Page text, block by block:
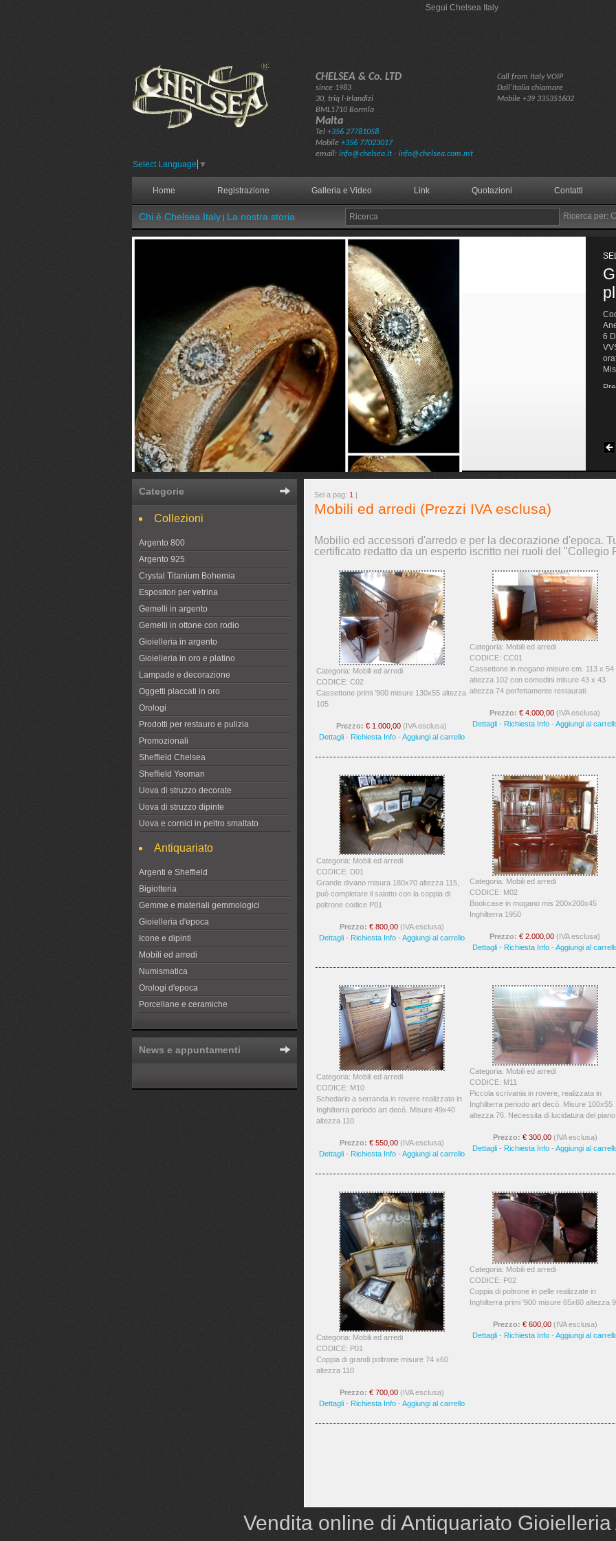
Segui Chelsea Italy
Select Language ▼
CHELSEA & Co. LTD
since 1983
30, triq l-Irlandizi
BML1710 Bormla
Malta
Tel +356 27781058
Mobile +356 77023017
email: info@chelsea.it - info@chelsea.com.mt
Call from Italy VOIP
Dall'Italia chiamare
Mobile +39 335351602
Home Registrazione Galleria e Video Link Quotazioni Contatti
Chi è Chelsea Italy | La nostra storia Ricerca per:
caccia alla volpe cromolito Francese del
1845.
Prezzo: € 140,00 (IVA esclusa)
6
Categorie
Collezioni
Argento 800
Argento 925
Crystal Titanium Bohemia
Espositori per vetrina
Gemelli in argento
Gemelli in ottone con rodio
Gioielleria in argento
Gioielleria in oro e platino
Lampade e decorazione
Oggetti placcati in oro
Orologi
Prodotti per restauro e pulizia
Promozionali
Sheffield Chelsea
Sheffield Yeoman
Uova di struzzo decorate
Uova di struzzo dipinte
Uova e cornici in peltro smaltato
Antiquariato
Argenti e Sheffield
Bigiotteria
Gemme e materiali gemmologici
Gioielleria d'epoca
Icone e dipinti
Mobili ed arredi
Numismatica
Orologi d'epoca
Porcellane e ceramiche
News e appuntamenti
Sei a pag: 1 |
Mobili ed arredi (Prezzi IVA esclusa)
Mobilio ed accessori d'arredo e per la decorazione d'epoca.
certificato redatto da un esperto iscritto nei ruoli del "Collegio
Categoria: Mobili ed arredi
CODICE: C02
Cassettone primi '900 misure 130x55 altezza
105
Prezzo: € 1.000,00 (IVA esclusa)
Dettagli- Richiesta Info- Aggiungi al carrello
Categoria: Mobili ed arredi
CODICE: CC01
Cassettone in mogano misure cm. 113 x 54
altezza 102 con comodini misure 43 x 43
altezza 74 perfettamente restaurati.
Prezzo: € 4.000,00 (IVA esclusa)
Dettagli- Richiesta Info- Aggiungi al
Categoria: Mobili ed arredi
CODICE: D01
Grande divano misura 180x70 altezza 115,
può completare il salotto con la coppia di
poltrone codice P01
Prezzo: € 800,00(IVA esclusa)
Dettagli- Richiesta Info- Aggiungi al carrello
Categoria: Mobili ed arredi
CODICE: M02
Bookcase in mogano mis 200x200x45
Inghilterra 1950
Prezzo: € 2.000,00 (IVA esclusa)
Dettagli- Richiesta Info- Aggiungi al
Categoria: Mobili ed arredi
CODICE: M10
Schedario a serranda in rovere realizzato in
Inghilterra periodo art decò. Misure 49x40
altezza 110
Prezzo: € 550,00(IVA esclusa)
Dettagli- Richiesta Info- Aggiungi al carrello
Categoria: Mobili ed arredi
CODICE: M11
Piccola scrivania in rovere, realizzata in
Inghilterra periodo art decò. Misure 100x55
altezza 76. Necessita di lucidatura del piano
Prezzo: € 300,00(IVA esclusa)
Dettagli- Richiesta Info- Aggiungi al
Categoria: Mobili ed arredi
CODICE: P01
Coppia di grandi poltrone misure 74 x60
altezza 110
Prezzo: € 700,00(IVA esclusa)
Dettagli- Richiesta Info- Aggiungi al carrello
Categoria: Mobili ed arredi
CODICE: P02
Coppia di poltrone in pelle realizzate in
Inghilterra primi '900 misure 65x60 altezza
Prezzo: € 600,00(IVA esclusa)
Dettagli- Richiesta Info- Aggiungi al
Vendita online di Antiquariato Gioielleria